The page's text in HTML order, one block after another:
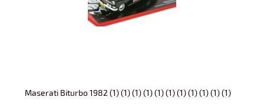
Maserati Biturbo 1982 (1) (1) (1) (1) (1) (1) (1) (1) (1) (1) (1)